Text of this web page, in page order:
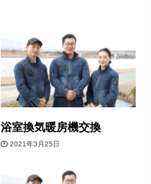
浴室換気暖房機交換
2021年3月25日